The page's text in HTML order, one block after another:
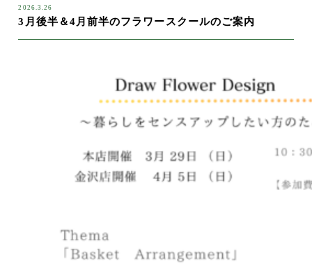
2026.3.26
3月後半＆4月前半のフラワースクールのご案内